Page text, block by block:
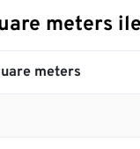
meters
meters